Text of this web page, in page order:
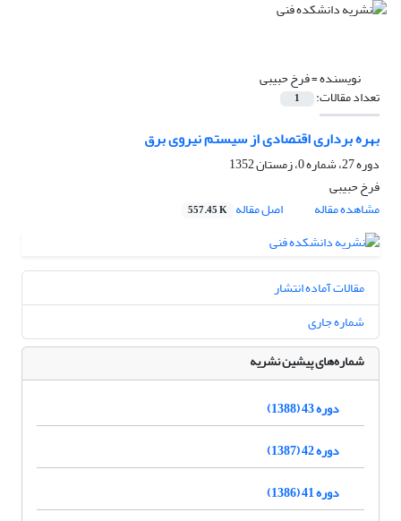
نویسنده =فرخ حبیبی
تعداد مقالات: 1
بهره برداری اقتصادی از سیستم نیروی برق
دوره 27، شماره 0، زمستان 1352
فرخ حبیبی
مشاهده مقاله
اصل مقاله 557.45 K
مقالات آماده انتشار
شماره جاری
شماره‌های پیشین نشریه
دوره 43 (1388)
دوره 42 (1387)
دوره 41 (1386)